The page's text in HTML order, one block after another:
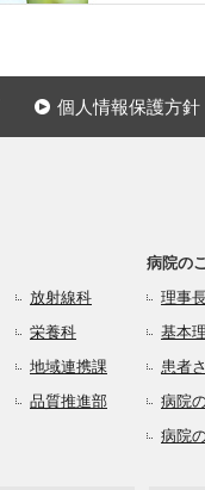
個人情報保護方針
放射線科
栄養科
地域連携課
品質推進部
病院の
理事
基本
患者
病院
病院